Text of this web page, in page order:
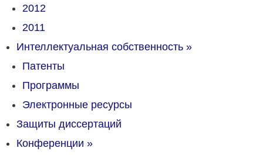
2012
2011
Интеллектуальная собственность »
Патенты
Программы
Электронные ресурсы
Защиты диссертаций
Конференции »